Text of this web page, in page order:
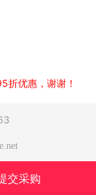
折优惠，谢谢！
交采购